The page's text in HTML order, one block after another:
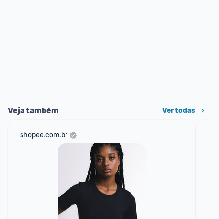
Veja também Ver todas
shopee.com.br